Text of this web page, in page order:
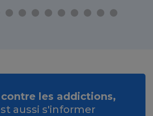
les addictions,
aussi s'informer